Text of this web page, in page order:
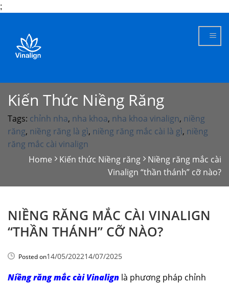
;
content
Kiến Thức Niềng Răng
Tags: chỉnh nha, nha khoa, nha khoa vinalign, niềng
răng, niềng răng là gì, niềng răng mắc cài là gì, niềng
răng mắc cài vinalign
Home
Kiến thức Niềng răng
Niềng răng mắc cài
Vinalign “thần thánh” cỡ nào?
NIỀNG RĂNG MẮC CÀI VINALIGN
“THẦN THÁNH” CỠ NÀO?
Posted on14/05/202214/07/2025
Niềng răng mắc cài Vinalign là phương pháp chỉnh